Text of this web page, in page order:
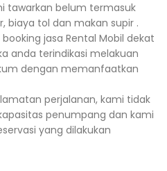
tawarkan belum termasuk
biaya tol dan makan supir .
jasa Rental Mobil dekat
anda terindikasi melakuan
dengan memanfaatkan
perjalanan, kami tidak
penumpang dan kami
yang dilakukan